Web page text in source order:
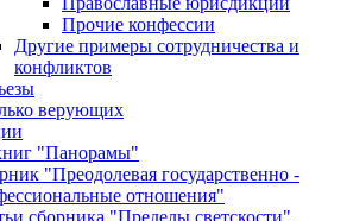
Прочие конфессии
Другие примеры сотрудничества и
конфликтов
верующих
"Панорамы"
"Преодолевая государственно -
отношения"
сборника "Пределы светскости"